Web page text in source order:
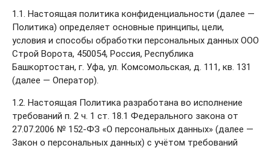
1.1. Настоящая политика конфиденциальности (далее —
Политика) определяет основные принципы, цели,
условия и способы обработки персональных данных OOO
Строй Ворота, 450054, Россия, Республика
Башкортостан, г. Уфа, ул. Комсомольская, д. 111, кв. 131
(далее — Оператор).
1.2. Настоящая Политика разработана во исполнение
требований п. 2 ч. 1 ст. 18.1 Федерального закона от
27.07.2006 № 152-ФЗ «О персональных данных» (далее —
Закон о персональных данных) с учётом требований